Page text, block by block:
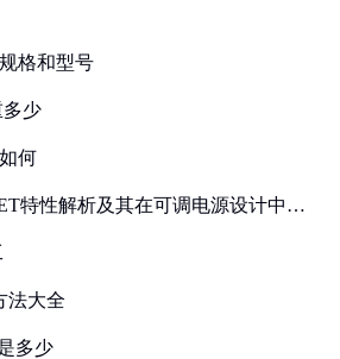
格和型号
多少
何
特性解析及其在可调电源设计中的
法大全
多少